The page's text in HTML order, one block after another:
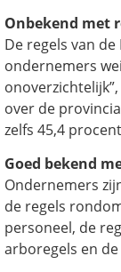
Onbekend met
De regels van
ondernemers
over de
zelfs 45,4
Goed bekend
Ondernemers
de regels
personeel, de
arboregels en